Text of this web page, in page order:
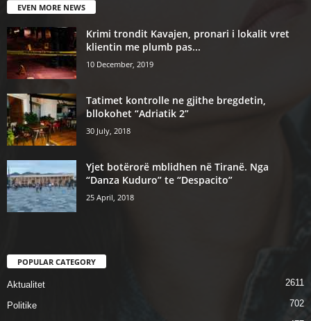
EVEN MORE NEWS
Krimi trondit Kavajen, pronari i lokalit vret
klientin me plumb pas...
10 December, 2019
Tatimet kontrolle ne gjithe bregdetin,
bllokohet “Adriatik 2”
30 July, 2018
Yjet botërorë mblidhen në Tiranë. Nga
“Danza Kuduro” te “Despacito”
25 April, 2018
POPULAR CATEGORY
Aktualitet 2611
Politike
702